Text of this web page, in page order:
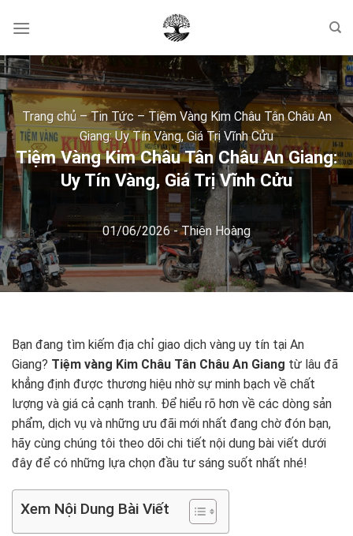
Trang chủ–Tin Tức – Tiệm Vàng Kim Châu Tân Châu An
Giang: Uy Tín Vàng, Giá Trị Vĩnh Cửu
Tiệm Vàng Kim Châu Tân Châu An Giang:
Uy Tín Vàng, Giá Trị Vĩnh Cửu
01/06/2026-Thiên Hoàng
Bạn đang tìm kiếm địa chỉ giao dịch vàng uy tín tại An
Giang? Tiệm vàng Kim Châu Tân Châu An Giang từ lâu đã
khẳng định được thương hiệu nhờ sự minh bạch về chất
lượng và giá cả cạnh tranh. Để hiểu rõ hơn về các dòng sản
phẩm, dịch vụ và những ưu đãi mới nhất đang chờ đón bạn,
hãy cùng chúng tôi theo dõi chi tiết nội dung bài viết dưới
đây để có những lựa chọn đầu tư sáng suốt nhất nhé!
Xem Nội Dung Bài Viết